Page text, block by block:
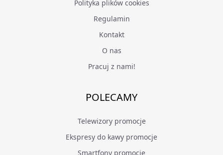
Polityka plików cookies
Regulamin
Kontakt
O nas
Pracuj z nami!
POLECAMY
Telewizory promocje
Ekspresy do kawy promocje
Smartfony promocje